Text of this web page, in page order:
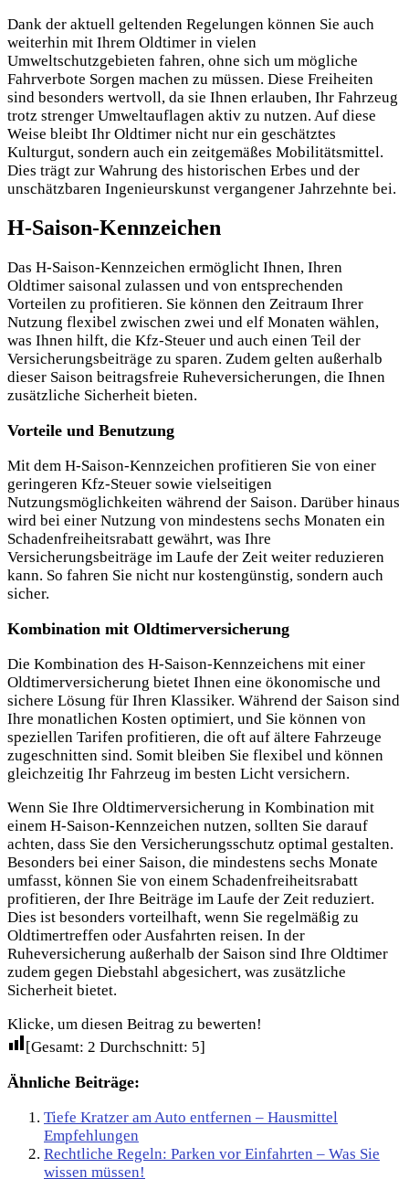
Dank der aktuell geltenden Regelungen können Sie auch
weiterhin mit Ihrem Oldtimer in vielen
Umweltschutzgebieten fahren, ohne sich um mögliche
Fahrverbote Sorgen machen zu müssen. Diese Freiheiten
sind besonders wertvoll, da sie Ihnen erlauben, Ihr Fahrzeug
trotz strenger Umweltauflagen aktiv zu nutzen. Auf diese
Weise bleibt Ihr Oldtimer nicht nur ein geschätztes
Kulturgut, sondern auch ein zeitgemäßes Mobilitätsmittel.
Dies trägt zur Wahrung des historischen Erbes und der
unschätzbaren Ingenieurskunst vergangener Jahrzehnte bei.
H-Saison-Kennzeichen
Das H-Saison-Kennzeichen ermöglicht Ihnen, Ihren
Oldtimer saisonal zulassen und von entsprechenden
Vorteilen zu profitieren. Sie können den Zeitraum Ihrer
Nutzung flexibel zwischen zwei und elf Monaten wählen,
was Ihnen hilft, die Kfz-Steuer und auch einen Teil der
Versicherungsbeiträge zu sparen. Zudem gelten außerhalb
dieser Saison beitragsfreie Ruheversicherungen, die Ihnen
zusätzliche Sicherheit bieten.
Vorteile und Benutzung
Mit dem H-Saison-Kennzeichen profitieren Sie von einer
geringeren Kfz-Steuer sowie vielseitigen
Nutzungsmöglichkeiten während der Saison. Darüber hinaus
wird bei einer Nutzung von mindestens sechs Monaten ein
Schadenfreiheitsrabatt gewährt, was Ihre
Versicherungsbeiträge im Laufe der Zeit weiter reduzieren
kann. So fahren Sie nicht nur kostengünstig, sondern auch
sicher.
Kombination mit Oldtimerversicherung
Die Kombination des H-Saison-Kennzeichens mit einer
Oldtimerversicherung bietet Ihnen eine ökonomische und
sichere Lösung für Ihren Klassiker. Während der Saison sind
Ihre monatlichen Kosten optimiert, und Sie können von
speziellen Tarifen profitieren, die oft auf ältere Fahrzeuge
zugeschnitten sind. Somit bleiben Sie flexibel und können
gleichzeitig Ihr Fahrzeug im besten Licht versichern.
Wenn Sie Ihre Oldtimerversicherung in Kombination mit
einem H-Saison-Kennzeichen nutzen, sollten Sie darauf
achten, dass Sie den Versicherungsschutz optimal gestalten.
Besonders bei einer Saison, die mindestens sechs Monate
umfasst, können Sie von einem Schadenfreiheitsrabatt
profitieren, der Ihre Beiträge im Laufe der Zeit reduziert.
Dies ist besonders vorteilhaft, wenn Sie regelmäßig zu
Oldtimertreffen oder Ausfahrten reisen. In der
Ruheversicherung außerhalb der Saison sind Ihre Oldtimer
zudem gegen Diebstahl abgesichert, was zusätzliche
Sicherheit bietet.
Klicke, um diesen Beitrag zu bewerten!
[Gesamt: 2 Durchschnitt: 5]
Ähnliche Beiträge:
Tiefe Kratzer am Auto entfernen – Hausmittel
Empfehlungen
Rechtliche Regeln: Parken vor Einfahrten – Was Sie
wissen müssen!